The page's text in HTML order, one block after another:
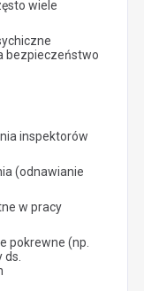
wiele
bezpieczeństwo
inspektorów
(odnawianie
w pracy
pokrewne (np.